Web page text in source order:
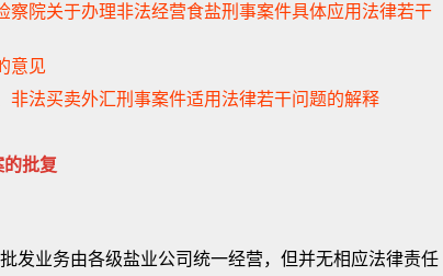
院关于办理非法经营食盐刑事案件具体应用法律若干
意见
法买卖外汇刑事案件适用法律若干问题的解释
批复
业务由各级盐业公司统一经营，但并无相应法律责任